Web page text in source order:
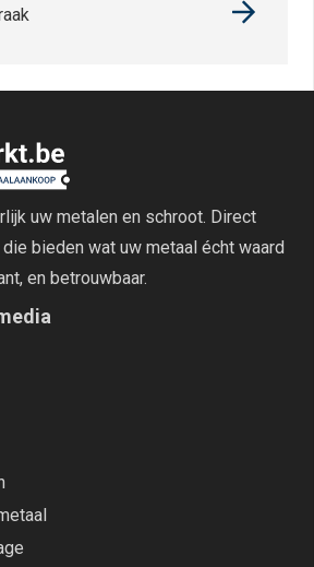
uw metalen en schroot. Direct
bieden wat uw metaal écht waard
en betrouwbaar.